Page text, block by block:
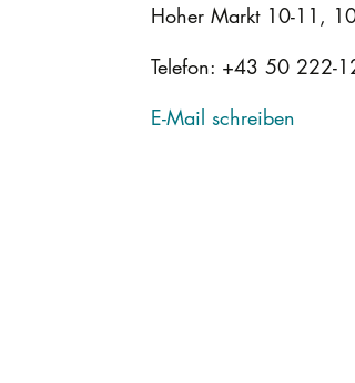
Hoher Markt 10-11,
Telefon: +43 50 222-
E-Mail schreiben